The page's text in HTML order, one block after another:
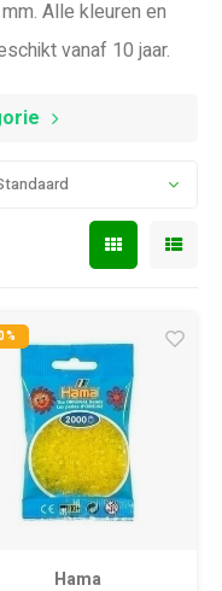
Alle kleuren en
vanaf 10 jaar.
Hama